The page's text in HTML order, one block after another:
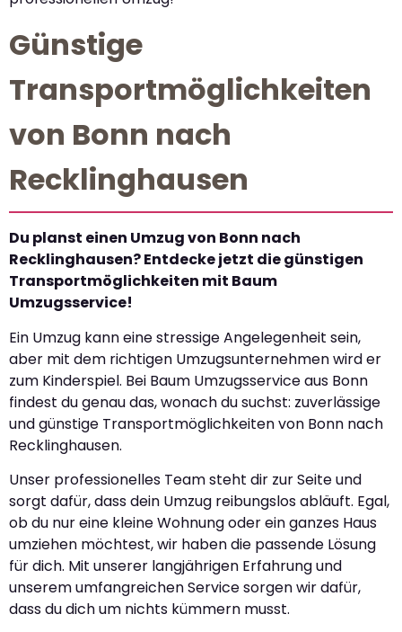
Günstige
Transportmöglichkeiten
von Bonn nach
Recklinghausen
Du planst einen Umzug von Bonn nach
Recklinghausen? Entdecke jetzt die günstigen
Transportmöglichkeiten mit Baum
Umzugsservice!
Ein Umzug kann eine stressige Angelegenheit sein,
aber mit dem richtigen Umzugsunternehmen wird er
zum Kinderspiel. Bei Baum Umzugsservice aus Bonn
findest du genau das, wonach du suchst: zuverlässige
und günstige Transportmöglichkeiten von Bonn nach
Recklinghausen.
Unser professionelles Team steht dir zur Seite und
sorgt dafür, dass dein Umzug reibungslos abläuft. Egal,
ob du nur eine kleine Wohnung oder ein ganzes Haus
umziehen möchtest, wir haben die passende Lösung
für dich. Mit unserer langjährigen Erfahrung und
unserem umfangreichen Service sorgen wir dafür,
dass du dich um nichts kümmern musst.